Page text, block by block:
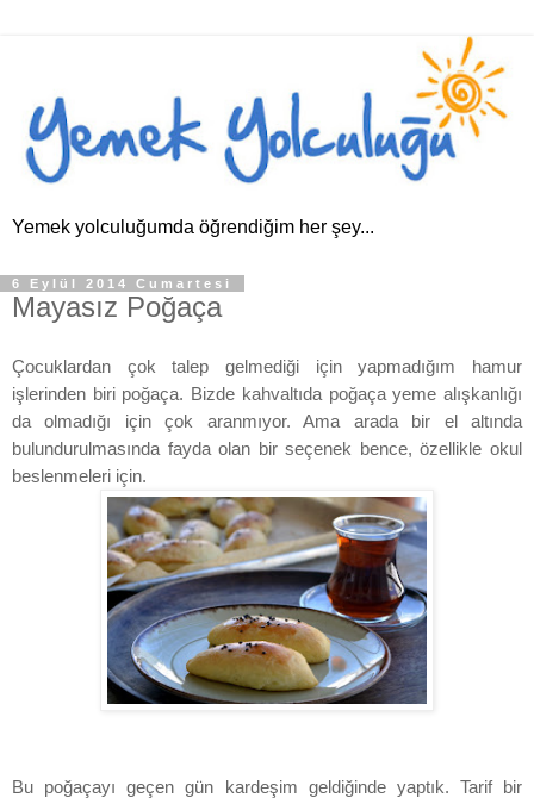
Yemek yolculuğumda öğrendiğim her şey...
6 Eylül 2014 Cumartesi
Mayasız Poğaça
Çocuklardan çok talep gelmediği için yapmadığım hamur
işlerinden biri poğaça. Bizde kahvaltıda poğaça yeme alışkanlığı
da olmadığı için çok aranmıyor. Ama arada bir el altında
bulundurulmasında fayda olan bir seçenek bence, özellikle okul
beslenmeleri için.
Bu poğaçayı geçen gün kardeşim geldiğinde yaptık. Tarif bir